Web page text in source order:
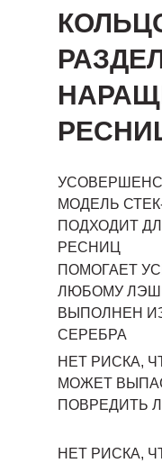
НЕТ РИСКА,
МОДЕЛЬ
ПОДХОДИТ
РЕСНИЦ
ПОМОГАЕТ
ЛЮБОМУ
ВЫПОЛНЕН
СЕРЕБРА
НЕТ РИСКА,
МОЖЕТ
ПОВРЕДИТЬ